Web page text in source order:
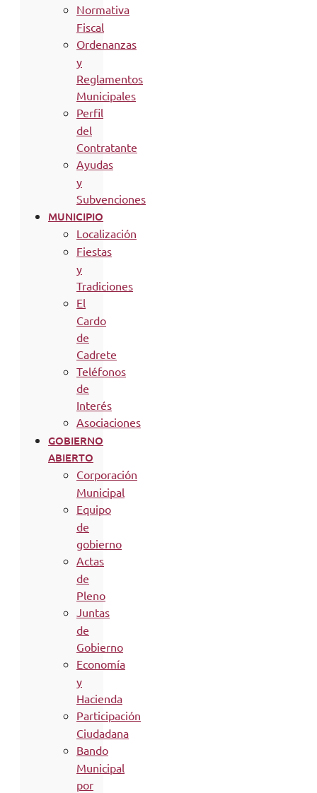
Normativa
Fiscal
Ordenanzas
y
Reglamentos
Municipales
Perfil
del
Contratante
Ayudas
y
Subvenciones
MUNICIPIO
Localización
Fiestas
y
Tradiciones
El
Cardo
de
Cadrete
Teléfonos
de
Interés
Asociaciones
GOBIERNO
ABIERTO
Corporación
Municipal
Equipo
de
gobierno
Actas
de
Pleno
Juntas
de
Gobierno
Economía
y
Hacienda
Participación
Ciudadana
Bando
Municipal
por